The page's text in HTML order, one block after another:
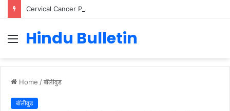
Menu
Hindu Bulletin
Home /बॉलीवुड
बॉलीवुड